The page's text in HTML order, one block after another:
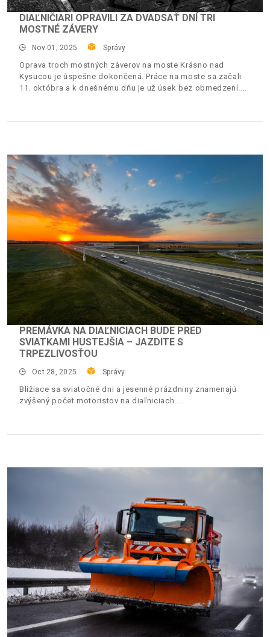
DIAĽNIČIARI OPRAVILI ZA DVADSAŤ DNÍ TRI
MOSTNÉ ZÁVERY
Nov 01, 2025 Správy
Oprava troch mostných záverov na moste Krásno nad
Kysucou je úspešne dokončená. Práce na moste sa začali
11. októbra a k dnešnému dňu je už úsek bez obmedzení.
PREMÁVKA NA DIAĽNICIACH BUDE PRED
SVIATKAMI HUSTEJŠIA – JAZDITE S
TRPEZLIVOSŤOU
Oct 28, 2025 Správy
Blížiace sa sviatočné dni a jesenné prázdniny znamenajú
zvýšený počet motoristov na diaľniciach.